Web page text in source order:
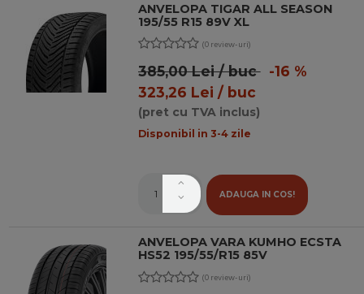
ANVELOPA TIGAR ALL SEASON
195/55 R15 89V XL
(0 review-uri)
385,00 Lei / buc-16 %
323,26 Lei / buc
(pret cu TVA inclus)
Disponibil in 3-4 zile
ADAUGA IN COS!
ANVELOPA VARA KUMHO ECSTA
HS52 195/55/R15 85V
(0 review-uri)